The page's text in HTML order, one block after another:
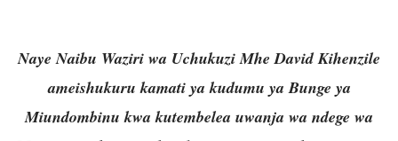
Naye Naibu Waziri wa Uchukuzi Mhe David Kihenzile
ameishukuru kamati ya kudumu ya Bunge ya
Miundombinu kwa kutembelea uwanja wa ndege wa